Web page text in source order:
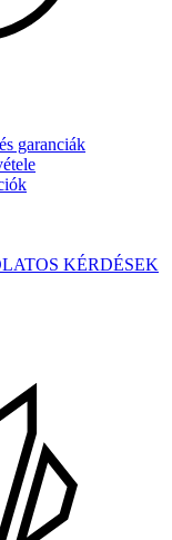
garanciák
KÉRDÉSEK